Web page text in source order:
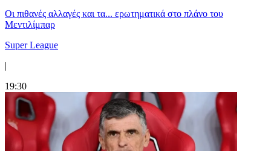
Οι πιθανές αλλαγές και τα... ερωτηματικά στο πλάνο του
Μεντιλίμπαρ
Super League
|
19:30